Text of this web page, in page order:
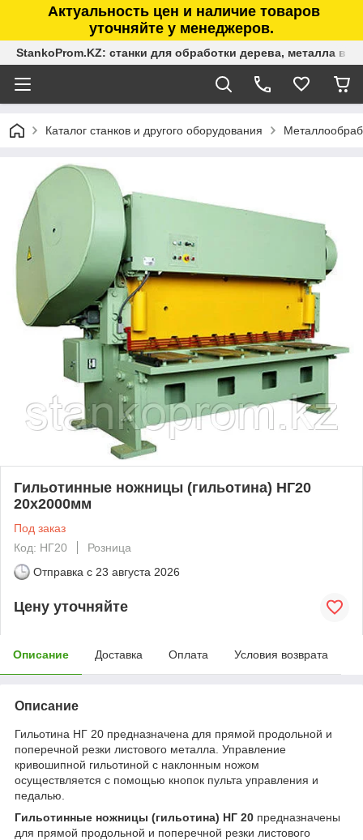
Актуальность цен и наличие товаров
уточняйте у менеджеров.
StankoProm.KZ: станки для обработки дерева, металла в
Каталог станков и другого оборудования
Гильотинные ножницы (гильотина) НГ20
20х2000мм
Под заказ
Код: НГ20
Розница
Отправка с 23 августа 2026
Цену уточняйте
Описание Доставка Оплата Условия возврата
Описание
Гильотина НГ 20 предназначена для прямой продольной и
поперечной резки листового металла. Управление
кривошипной гильотиной с наклонным ножом
осуществляется с помощью кнопок пульта управления и
педалью.
Гильотинные ножницы (гильотина) НГ 20 предназначены
для прямой продольной и поперечной резки листового